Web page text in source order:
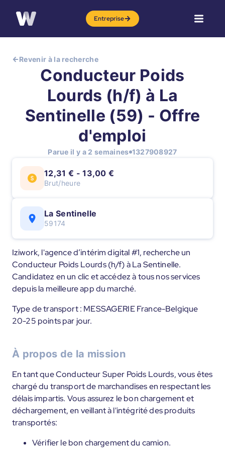
Entreprise
Revenir à la recherche
Conducteur Poids
Lourds (h/f) à La
Sentinelle (59) - Offre
d'emploi
Parue il y a 2 semaines 1327908927
12,31 € - 13,00 €
Brut/heure
La Sentinelle
59174
Iziwork, l'agence d’intérim digital #1, recherche un
Conducteur Poids Lourds (h/f) à La Sentinelle.
Candidatez en un clic et accédez à tous nos services
depuis la meilleure app du marché.
Type de transport : MESSAGERIE France-Belgique
20-25 points par jour.
À propos de la mission
En tant que Conducteur Super Poids Lourds, vous êtes
chargé du transport de marchandises en respectant les
délais impartis. Vous assurez le bon chargement et
déchargement, en veillant à l'intégrité des produits
transportés:
Vérifier le bon chargement du camion.